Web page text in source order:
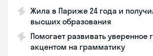
Жила в Париже 24 года и
высших образования
Помогает развивать уверенное
акцентом на грамматику